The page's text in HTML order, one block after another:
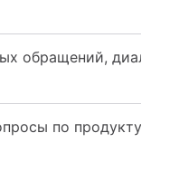
обращений,
по продукту,